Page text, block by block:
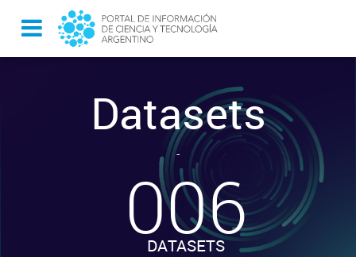
Datasets
-
006
DATASETS